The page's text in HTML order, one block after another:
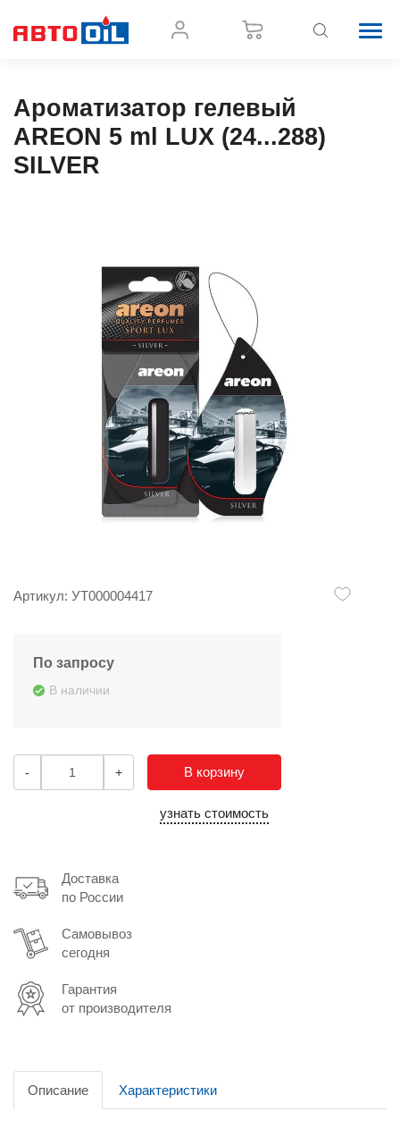
Ароматизатор гелевый
AREON 5 ml LUX (24...288)
SILVER
Артикул: УТ000004417
По запросу
В наличии
- + В корзину
узнать стоимость
Доставка
по России
Самовывоз
сегодня
Гарантия
от производителя
Описание Характеристики